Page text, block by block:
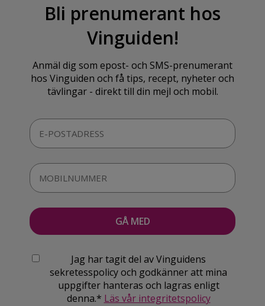
Bli prenumerant hos
Vinguiden!
Anmäl dig som epost- och SMS-prenumerant
hos Vinguiden och få tips, recept, nyheter och
tävlingar - direkt till din mejl och mobil.
Jag har tagit del av Vinguidens
sekretesspolicy och godkänner att mina
uppgifter hanteras och lagras enligt
denna.* Läs vår integritetspolicy